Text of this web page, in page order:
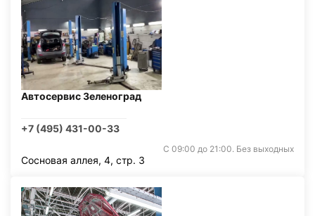
Автосервис Зеленоград
+7 (495) 431-00-33
С 09:00 до 21:00. Без выходных
Сосновая аллея, 4, стр. 3